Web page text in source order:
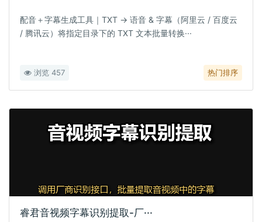
配音＋字幕生成工具｜TXT → 语音 & 字幕（阿里云 / 百度云
/ 腾讯云）将指定目录下的 TXT 文本批量转换···
浏览 457 热门排序
睿君音视频字幕识别提取-厂···